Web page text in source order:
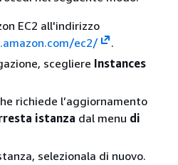
EC2 all'indirizzo
ec2/
.
scegliere Instances
richiede l’aggiornamento
istanza dal menu di
selezionala di nuovo.